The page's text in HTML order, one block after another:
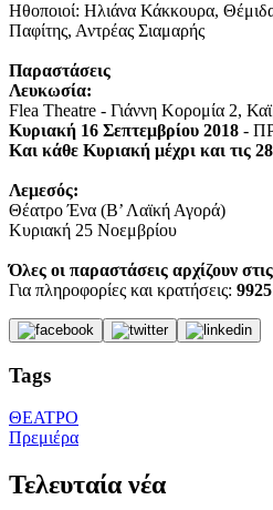
Ηθοποιοί: Ηλιάνα Κάκκουρα,
Παφίτης, Αντρέας Σιαμαρής
Παραστάσεις
Λευκωσία:
Flea Theatre - Γιάννη Κορομία 2,
Κυριακή 16 Σεπτεμβρίου 2018 -
Και κάθε Κυριακή μέχρι και τις
Λεμεσός:
Θέατρο Ένα (Β’ Λαϊκή Αγορά)
Κυριακή 25 Νοεμβρίου
Όλες οι παραστάσεις αρχίζουν
Για πληροφορίες και κρατήσεις:
Tags
ΘΕΑΤΡΟ
Πρεμιέρα
Τελευταία νέα